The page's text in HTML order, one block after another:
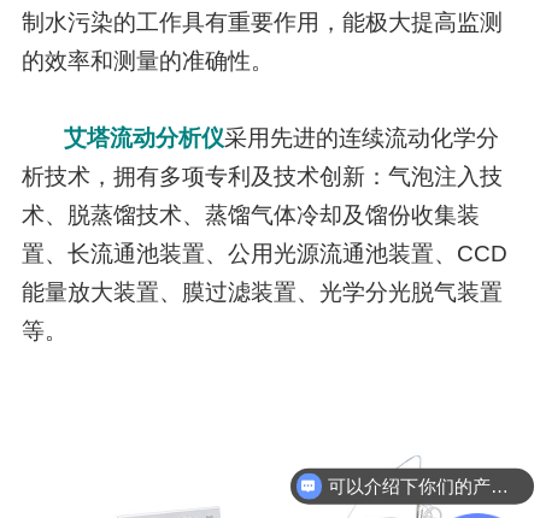
制水污染的工作具有重要作用，能极大提高监测
的效率和测量的准确性。
艾塔流动分析仪采用先进的连续流动化学分
析技术，拥有多项专利及技术创新：气泡注入技
术、脱蒸馏技术、蒸馏气体冷却及馏份收集装
置、长流通池装置、公用光源流通池装置、CCD
能量放大装置、膜过滤装置、光学分光脱气装置
等。
可以介绍下你们的产品么